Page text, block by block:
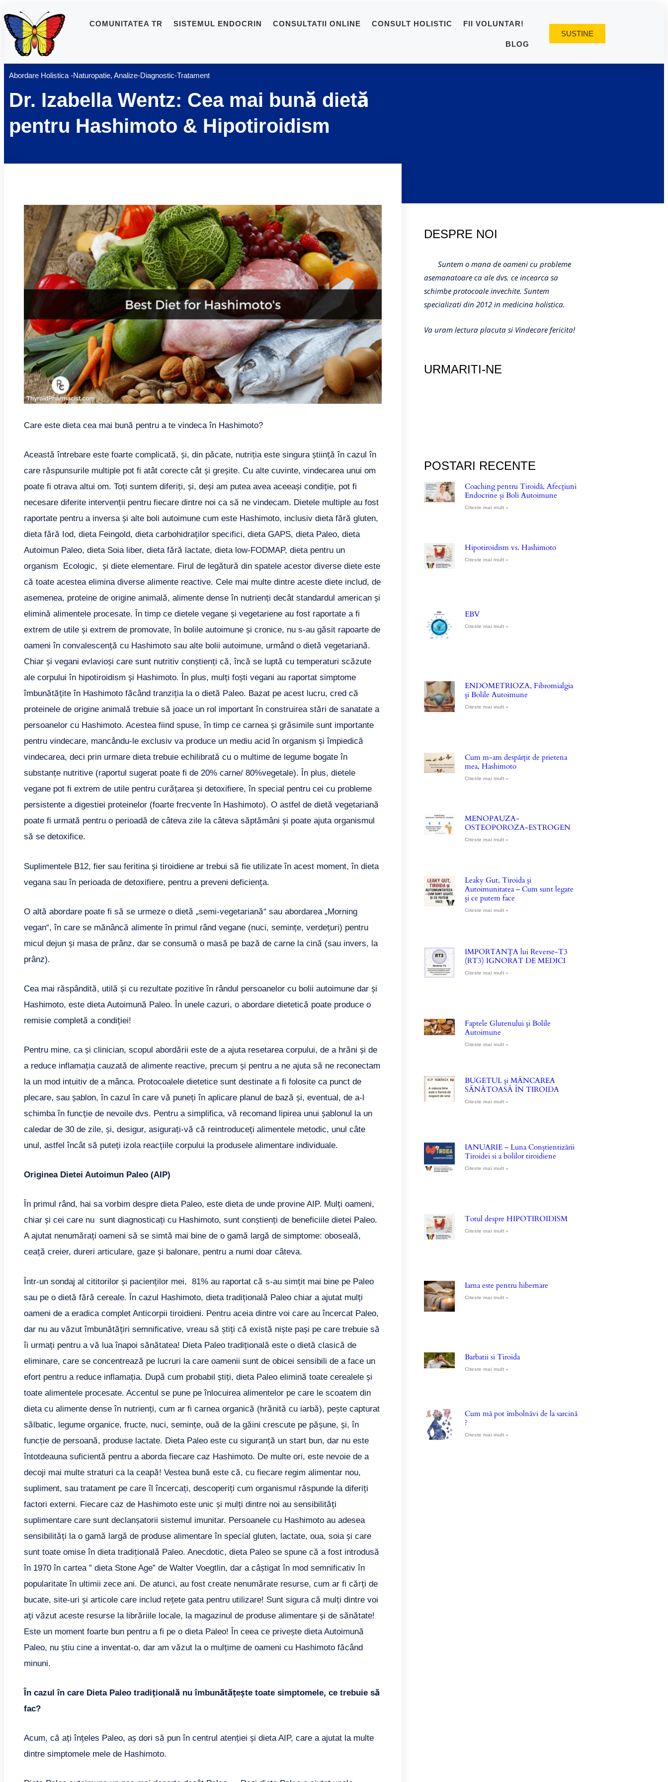
COMUNITATEA TR SISTEMUL ENDOCRIN CONSULTATII ONLINE CONSULT HOLISTIC FII VOLUNTAR!
BLOG
SUSTINE
Abordare Holistica -Naturopatie, Analize-Diagnostic-Tratament
Dr. Izabella Wentz: Cea mai bună dietă
pentru Hashimoto & Hipotiroidism
Care este dieta cea mai bună pentru a te vindeca în Hashimoto?
Această întrebare este foarte complicată, și, din păcate, nutriția este singura știință în cazul în
care răspunsurile multiple pot fi atât corecte cât și greșite. Cu alte cuvinte, vindecarea unui om
poate fi otrava altui om. Toți suntem diferiți, și, deși am putea avea aceeași condiție, pot fi
necesare diferite intervenții pentru fiecare dintre noi ca să ne vindecam. Dietele multiple au fost
raportate pentru a inversa și alte boli autoimune cum este Hashimoto, inclusiv dieta fără gluten,
dieta fără Iod, dieta Feingold, dieta carbohidraților specifici, dieta GAPS, dieta Paleo, dieta
Autoimun Paleo, dieta Soia liber, dieta fără lactate, dieta low-FODMAP, dieta pentru un
organism Ecologic, și diete elementare. Firul de legătură din spatele acestor diverse diete este
că toate acestea elimina diverse alimente reactive. Cele mai multe dintre aceste diete includ, de
asemenea, proteine ​​de origine animală, alimente dense în nutrienți decât standardul american și
elimină alimentele procesate. În timp ce dietele vegane și vegetariene au fost raportate a fi
extrem de utile și extrem de promovate, în bolile autoimune și cronice, nu s-au găsit rapoarte de
oameni în convalescență cu Hashimoto sau alte bolii autoimune, urmând o dietă vegetariană.
Chiar și vegani evlavioși care sunt nutritiv conștienți că, încă se luptă cu temperaturi scăzute
ale corpului în hipotiroidism și Hashimoto. În plus, mulți foști vegani au raportat simptome
îmbunătățite în Hashimoto făcând tranziția la o dietă Paleo. Bazat pe acest lucru, cred că
proteinele de origine animală trebuie să joace un rol important în construirea stări de sanatate a
persoanelor cu Hashimoto. Acestea fiind spuse, în timp ce carnea și grăsimile sunt importante
pentru vindecare, mancându-le exclusiv va produce un mediu acid în organism și împiedică
vindecarea, deci prin urmare dieta trebuie echilibrată cu o multime de legume bogate în
substanțe nutritive (raportul sugerat poate fi de 20% carne/ 80%vegetale). În plus, dietele
vegane pot fi extrem de utile pentru curățarea și detoxifiere, în special pentru cei cu probleme
persistente a digestiei proteinelor (foarte frecvente în Hashimoto). O astfel de dietă vegetariană
poate fi urmată pentru o perioadă de câteva zile la câteva săptămâni și poate ajuta organismul
să se detoxifice.
Suplimentele B12, fier sau feritina și tiroidiene ar trebui să fie utilizate în acest moment, în dieta
vegana sau în perioada de detoxifiere, pentru a preveni deficiența.
O altă abordare poate fi să se urmeze o dietă „semi-vegetariană“ sau abordarea „Morning
vegan“, în care se mănâncă alimente în primul rând vegane (nuci, semințe, verdețuri) pentru
micul dejun și masa de prânz, dar se consumă o masă pe bază de carne la cină (sau invers, la
prânz).
Cea mai răspândită, utilă și cu rezultate pozitive în rândul persoanelor cu bolii autoimune dar și
Hashimoto, este dieta Autoimună Paleo. În unele cazuri, o abordare dietetică poate produce o
remisie completă a condiției!
Pentru mine, ca și clinician, scopul abordării este de a ajuta resetarea corpului, de a hrăni și de
a reduce inflamația cauzată de alimente reactive, precum și pentru a ne ajuta să ne reconectam
la un mod intuitiv de a mânca. Protocoalele dietetice sunt destinate a fi folosite ca punct de
plecare, sau șablon, în cazul în care vă puneți în aplicare planul de bază și, eventual, de a-l
schimba în funcție de nevoile dvs. Pentru a simplifica, vă recomand lipirea unui șablonul la un
caledar de 30 de zile, și, desigur, asigurați-vă că reintroduceți alimentele metodic, unul câte
unul, astfel încât să puteți izola reacțiile corpului la produsele alimentare individuale.
Originea Dietei Autoimun Paleo (AIP)
În primul rând, hai sa vorbim despre dieta Paleo, este dieta de unde provine AIP. Mulți oameni,
chiar și cei care nu sunt diagnosticați cu Hashimoto, sunt conștienți de beneficiile dietei Paleo.
A ajutat nenumărați oameni să se simtă mai bine de o gamă largă de simptome: oboseală,
ceață creier, dureri articulare, gaze și balonare, pentru a numi doar câteva.
Într-un sondaj al cititorilor și pacienților mei, 81% au raportat că s-au simțit mai bine pe Paleo
sau pe o dietă fără cereale. În cazul Hashimoto, dieta tradițională Paleo chiar a ajutat mulți
oameni de a eradica complet Anticorpii tiroidieni. Pentru aceia dintre voi care au încercat Paleo,
dar nu au văzut îmbunătățiri semnificative, vreau să știți că există niște pași pe care trebuie să
îi urmați pentru a vă lua înapoi sănătatea! Dieta Paleo tradițională este o dietă clasică de
eliminare, care se concentrează pe lucruri la care oamenii sunt de obicei sensibili de a face un
efort pentru a reduce inflamația. După cum probabil știți, dieta Paleo elimină toate cerealele și
toate alimentele procesate. Accentul se pune pe înlocuirea alimentelor pe care le scoatem din
dieta cu alimente dense în nutrienți, cum ar fi carnea organică (hrănită cu iarbă), pește capturat
sălbatic, legume organice, fructe, nuci, semințe, ouă de la găini crescute pe pășune, și, în
funcție de persoană, produse lactate. Dieta Paleo este cu siguranță un start bun, dar nu este
întotdeauna suficientă pentru a aborda fiecare caz Hashimoto. De multe ori, este nevoie de a
decoji mai multe straturi ca la ceapă! Vestea bună este că, cu fiecare regim alimentar nou,
supliment, sau tratament pe care îl încercați, descoperiți cum organismul răspunde la diferiți
factori externi. Fiecare caz de Hashimoto este unic și mulți dintre noi au sensibilități
suplimentare care sunt declanșatorii sistemul imunitar. Persoanele cu Hashimoto au adesea
sensibilități la o gamă largă de produse alimentare în special gluten, lactate, oua, soia și care
sunt toate omise în dieta tradițională Paleo. Anecdotic, dieta Paleo se spune că a fost introdusă
în 1970 în cartea ” dieta Stone Age” de Walter Voegtlin, dar a câștigat în mod semnificativ în
popularitate în ultimii zece ani. De atunci, au fost create nenumărate resurse, cum ar fi cărți de
bucate, site-uri și articole care includ rețete gata pentru utilizare! Sunt sigura că mulți dintre voi
ați văzut aceste resurse la librăriile locale, la magazinul de produse alimentare și de sănătate!
Este un moment foarte bun pentru a fi pe o dieta Paleo! În ceea ce privește dieta Autoimună
Paleo, nu știu cine a inventat-o, dar am văzut la o mulțime de oameni cu Hashimoto făcând
minuni.
În cazul în care Dieta Paleo tradițională nu îmbunătățește toate simptomele, ce trebuie să
fac?
Acum, că ați înțeles Paleo, aș dori să pun în centrul atenției și dieta AIP, care a ajutat la multe
dintre simptomele mele de Hashimoto.
DESPRE NOI
Suntem o mana de oameni cu probleme
asemanatoare ca ale dvs. ce incearca sa
schimbe protocoale invechite. Suntem
specializati din 2012 in medicina holistica.
Va uram lectura placuta si Vindecare fericita!
URMARITI-NE
POSTARI RECENTE
Coaching pentru Tiroidă, Afecțiuni
Endocrine și Boli Autoimune
Citeste mai mult »
Hipotiroidism vs. Hashimoto
Citeste mai mult »
EBV
Citeste mai mult »
ENDOMETRIOZA, Fibromialgia
și Bolile Autoimune
Citeste mai mult »
Cum m-am despărțit de prietena
mea, Hashimoto
Citeste mai mult »
MENOPAUZA-
OSTEOPOROZA-ESTROGEN
Citeste mai mult »
Leaky Gut, Tiroida și
Autoimunitatea – Cum sunt legate
și ce putem face
Citeste mai mult »
IMPORTANȚA lui Reverse-T3
(RT3) IGNORAT DE MEDICI
Citeste mai mult »
Faptele Glutenului și Bolile
Autoimune
Citeste mai mult »
BUGETUL și MÂNCAREA
SĂNĂTOASĂ ÎN TIROIDA
Citeste mai mult »
IANUARIE – Luna Conștientizării
Tiroidei si a bolilor tiroidiene
Citeste mai mult »
Totul despre HIPOTIROIDISM
Citeste mai mult »
Iarna este pentru hibernare
Citeste mai mult »
Barbatii si Tiroida
Citeste mai mult »
Cum mă pot îmbolnăvi de la sarcină
?
Citeste mai mult »